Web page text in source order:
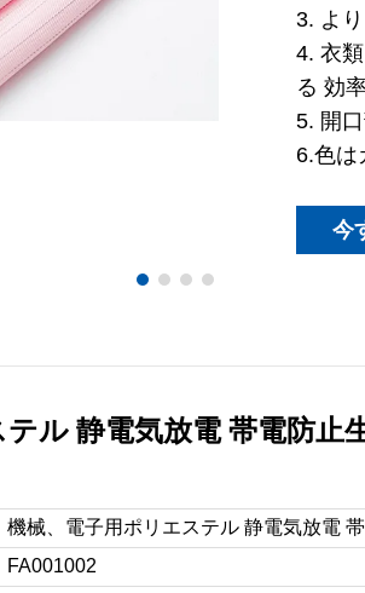
3. よ
4. 衣
る 効
5. 開
6.色は
今
ル 静電気放電 帯電防止
機械、電子用ポリエステル 静電気放電
FA001002